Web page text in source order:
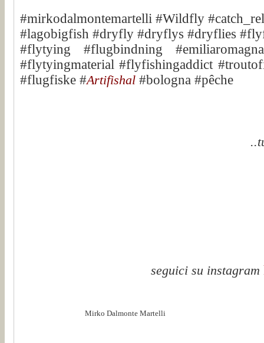
#mirkodalmontemartelli #Wildfly
#lagobigfish #dryfly #dryflys #dryflies
#flytying #flugbindning
#flytyingmaterial #flyfishingaddict
#flugfiske #Artifishal #bologna #pêche
seguici su instagram
Mirko Dalmonte Martelli